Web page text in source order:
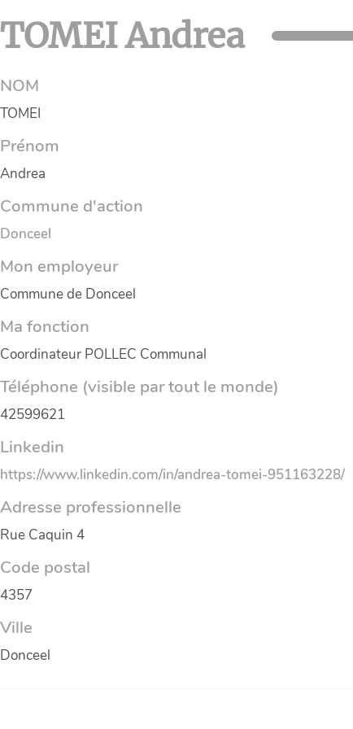
TOMEI Andrea
NOM
TOMEI
Prénom
Andrea
Commune d'action
Donceel
Mon employeur
Commune de Donceel
Ma fonction
Coordinateur POLLEC Communal
Téléphone (visible par tout le monde)
42599621
Linkedin
https://www.linkedin.com/in/andrea-tomei-951163228/
Adresse professionnelle
Rue Caquin 4
Code postal
4357
Ville
Donceel